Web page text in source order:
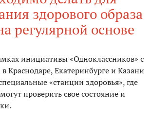
здорового образа
регулярной основе
инициативы «Одноклассников» с
в Краснодаре, Екатеринбурге и Казани
«станции здоровья», где
проверить свое состояние и